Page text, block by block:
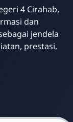
4 Cirahab,
dan
jendela
prestasi,